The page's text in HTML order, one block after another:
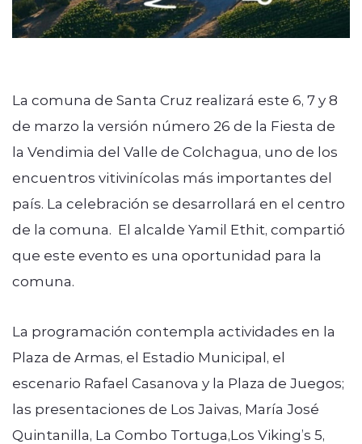
La comuna de Santa Cruz realizará este 6, 7 y 8
de marzo la versión número 26 de la Fiesta de
la Vendimia del Valle de Colchagua, uno de los
encuentros vitivinícolas más importantes del
país. La celebración se desarrollará en el centro
de la comuna. El alcalde Yamil Ethit, compartió
que este evento es una oportunidad para la
comuna.
La programación contempla actividades en la
Plaza de Armas, el Estadio Municipal, el
escenario Rafael Casanova y la Plaza de Juegos;
las presentaciones de Los Jaivas, María José
Quintanilla, La Combo Tortuga,Los Viking’s 5,